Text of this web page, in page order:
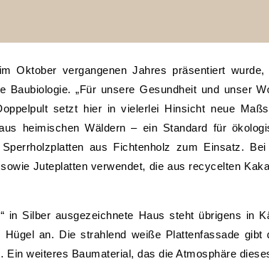
Oktober vergangenen Jahres präsentiert
Baubiologie. „Für unsere Gesundheit und unser
setzt hier in vielerlei Hinsicht neue
heimischen Wäldern – ein Standard für
aus Fichtenholz zum Einsatz.
Juteplatten verwendet, die aus recycelten
in Silber ausgezeichnete Haus steht übrigens in
an. Die strahlend weiße Plattenfassade
weiteres Baumaterial, das die Atmosphäre